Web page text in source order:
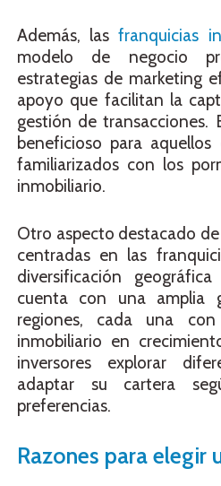
Además, lasfranquicias
modelo de negocio
estrategias de marketing
apoyo que facilitan la
gestión de transacciones.
beneficioso para
familiarizados con los
inmobiliario.
Otro aspecto destacado
centradas en las
diversificación
cuenta con una amplia
regiones, cada una
inmobiliario en
inversores explorar
adaptar su cartera
preferencias.
Razones para elegir